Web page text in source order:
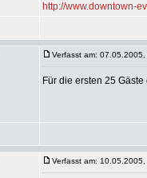
http://www.downtown-
Verfasst am:
Für die ersten 25
Verfasst am: